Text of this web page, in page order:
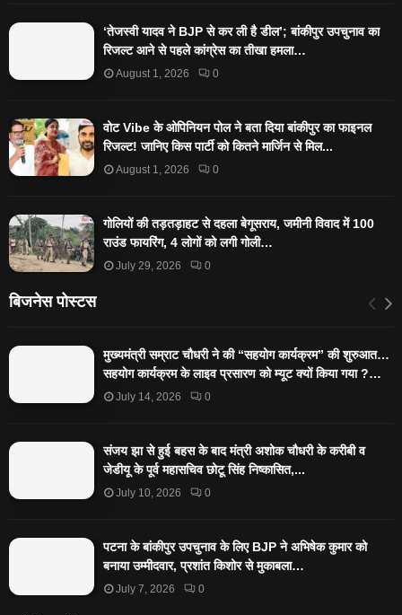
‘तेजस्‍वी यादव ने BJP से कर ली है डील’; बांकीपुर उपचुनाव का
रिजल्‍ट आने से पहले कांग्रेस का तीखा हमला…
August 1, 2026 0
वोट Vibe के ओपिनियन पोल ने बता दिया बांकीपुर का फाइनल
रिजल्ट! जानिए किस पार्टी को कितने मार्जिन से मिल...
August 1, 2026 0
गोलियों की तड़तड़ाहट से दहला बेगूसराय, जमीनी विवाद में 100
राउंड फायरिंग, 4 लोगों को लगी गोली…
July 29, 2026 0
बिजनेस पोस्टस
मुख्यमंत्री सम्राट चौधरी ने की “सहयोग कार्यक्रम” की शुरुआत…
सहयोग कार्यक्रम के लाइव प्रसारण को म्यूट क्यों किया गया ?…
July 14, 2026 0
संजय झा से हुई बहस के बाद मंत्री अशोक चौधरी के करीबी व
जेडीयू के पूर्व महासचिव छोटू सिंह निष्कासित,...
July 10, 2026 0
पटना के बांकीपुर उपचुनाव के लिए BJP ने अभिषेक कुमार को
बनाया उम्मीदवार, प्रशांत किशोर से मुकाबला…
July 7, 2026 0